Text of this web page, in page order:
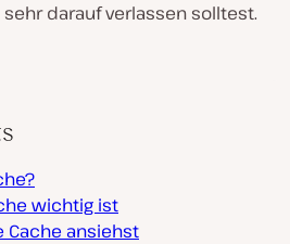
darauf verlassen solltest.
wichtig ist
Cache ansiehst